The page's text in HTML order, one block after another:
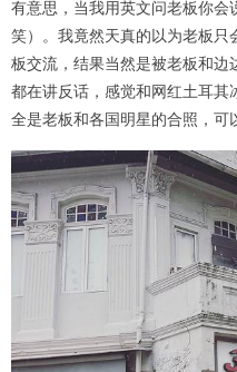
有意思，当我用英文问老板你会
笑）。我竟然天真的以为老板只
板交流，结果当然是被老板和边
都在讲反话，感觉和网红土耳其
全是老板和各国明星的合照，可